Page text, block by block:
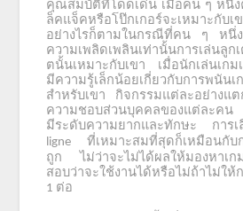
คุณสมบัติที่โดดเด่น เมื่อคน ๆ หนึ่
ล็คแจ็คหรือโป๊กเกอร์จะเหมาะกับ
อย่างไรก็ตามในกรณีที่คน
ๆ หนึ่
ความเพลิดเพลินเท่านั้นการเล่นลูก
ตนั้นเหมาะกับเขา
เมื่อนักเล่นเก
มีความรู้เล็กน้อยเกี่ยวกับการพนันเ
สำหรับเขา
กิจกรรมแต่ละอย่างแ
ความชอบส่วนบุคคลของแต่ละคน
มีระดับความยากและทักษะ
การ
ligne ที่เหมาะสมที่สุดก็เหมือนกับ
ถูก
ไม่ว่าจะไม่ได้ผลให้มองหาเก
สอบว่าจะใช้งานได้หรือไม่ถ้าไม่ใ
1 ต่อ